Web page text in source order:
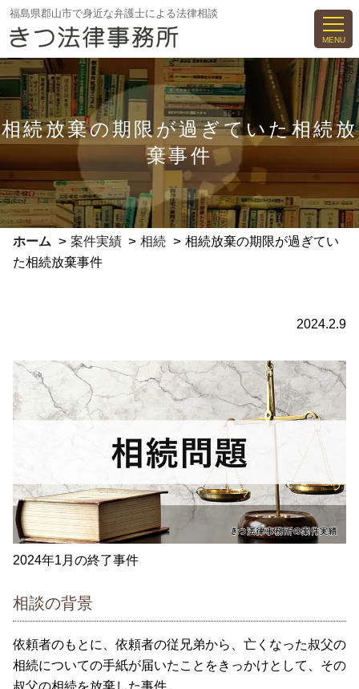
コ
ン
へ
ス
プ
福島県郡山市で身近な弁護士による法律相談
MENU
相続放棄の期限が過ぎていた相続放
棄事件
ホーム > 案件実績 > 相続 > 相続放棄の期限が過ぎてい
た相続放棄事件
2024.2.9
2024年1月の終了事件
相談の背景
依頼者のもとに、依頼者の従兄弟から、亡くなった叔父の
相続についての手紙が届いたことをきっかけとして、その